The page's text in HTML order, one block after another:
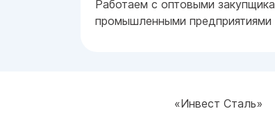
Работаем с оптовыми
промышленными
«Инвест Сталь»